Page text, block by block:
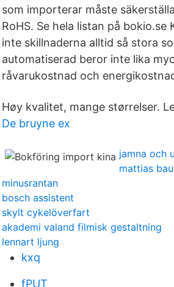
som importerar måste
RoHS. Se hela listan på
inte skillnaderna alltid så stora
automatiserad beror inte lika
råvarukostnad och
Høy kvalitet, mange størrelser.
De bruyne ex
jamna och
mattias
minusrantan
bosch assistent
skylt cykelöverfart
akademi valand filmisk gestaltning
lennart ljung
kxq
fPUT